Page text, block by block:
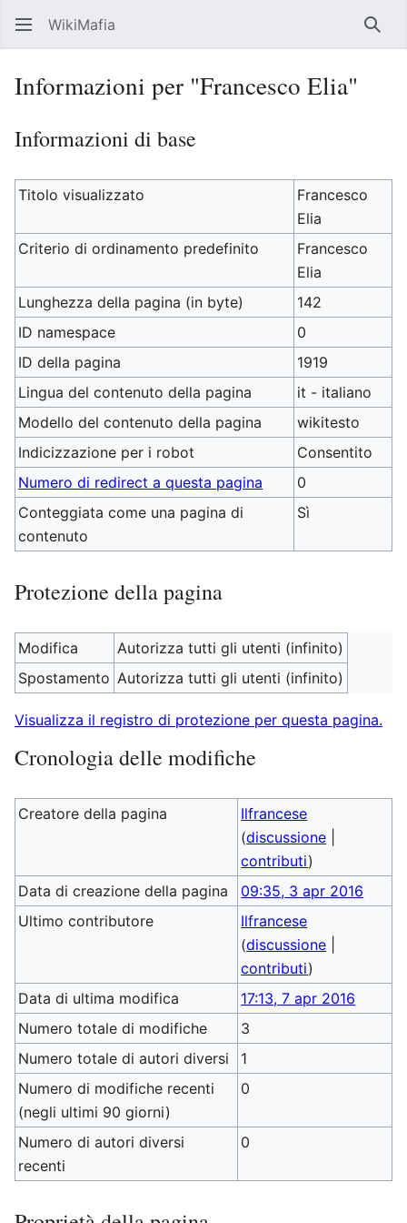
WikiMafia
Informazioni per "Francesco Elia"
Informazioni di base
Titolo visualizzato
Francesco
Elia
Criterio di ordinamento predefinito
Francesco
Elia
Lunghezza della pagina (in byte)
142
ID namespace
0
ID della pagina
1919
Lingua del contenuto della pagina
it - italiano
Modello del contenuto della pagina
wikitesto
Indicizzazione per i robot
Consentito
Numero di redirect a questa pagina
0
Conteggiata come una pagina di
contenuto
Sì
Protezione della pagina
Modifica
Autorizza tutti gli utenti (infinito)
Spostamento Autorizza tutti gli utenti (infinito)
Visualizza il registro di protezione per questa pagina.
Cronologia delle modifiche
Creatore della pagina
Ilfrancese
(discussione
contributi)
Data di creazione della pagina
09:35, 3 apr 2016
Ultimo contributore
Ilfrancese
(discussione
contributi)
Data di ultima modifica
17:13, 7 apr 2016
Numero totale di modifiche
3
Numero totale di autori diversi
1
Numero di modifiche recenti
(negli ultimi 90 giorni)
0
Numero di autori diversi
recenti
0